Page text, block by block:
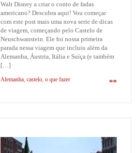
Walt Disney a criar o conto de fadas
americano? Descubra aqui! Vou começar
com este post mais uma nova serie de dicas
de viagem, começando pelo Castelo de
Neuschwanstein. Ele foi nossa primeira
parada nessa viagem que incluiu além da
Alemanha, Áustria, Itália e Suíça (e também
[…]
»»
Alemanha castelo o que fazer